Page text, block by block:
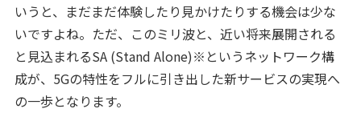
いうと、まだまだ体験したり見かけたりする機会は少な
いですよね。ただ、このミリ波と、近い将来展開される
と見込まれるSA (Stand Alone)※というネットワーク構
成が、5Gの特性をフルに引き出した新サービスの実現へ
の一歩となります。